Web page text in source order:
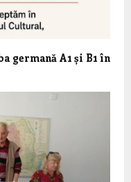
germană A1 și B1 în